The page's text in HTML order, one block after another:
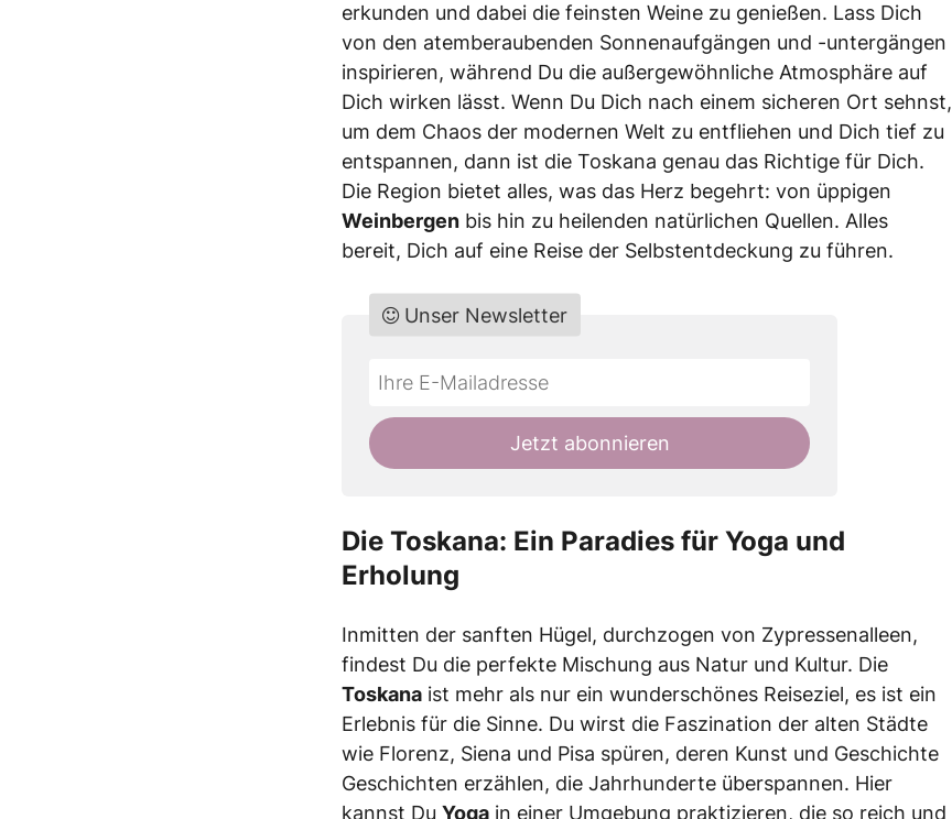
erkunden und dabei die feinsten Weine zu genießen. Lass Dich
von den atemberaubenden Sonnenaufgängen und -untergängen
inspirieren, während Du die außergewöhnliche Atmosphäre auf
Dich wirken lässt. Wenn Du Dich nach einem sicheren Ort sehnst,
um dem Chaos der modernen Welt zu entfliehen und Dich tief zu
entspannen, dann ist die Toskana genau das Richtige für Dich.
Die Region bietet alles, was das Herz begehrt: von üppigen
Weinbergen bis hin zu heilenden natürlichen Quellen. Alles
bereit, Dich auf eine Reise der Selbstentdeckung zu führen.
Do
fill
this
Unser Newsletter
*Ihre
Mailadresse:
Jetzt abonnieren
Die Toskana: Ein Paradies für Yoga und
Erholung
Inmitten der sanften Hügel, durchzogen von Zypressenalleen,
findest Du die perfekte Mischung aus Natur und Kultur. Die
Toskana ist mehr als nur ein wunderschönes Reiseziel, es ist ein
Erlebnis für die Sinne. Du wirst die Faszination der alten Städte
wie Florenz, Siena und Pisa spüren, deren Kunst und Geschichte
Geschichten erzählen, die Jahrhunderte überspannen. Hier
kannst Du Yoga in einer Umgebung praktizieren, die so reich und